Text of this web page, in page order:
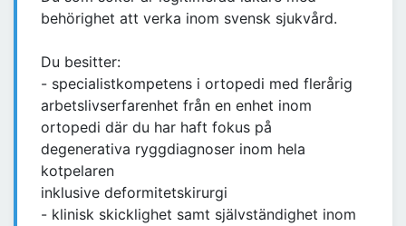
behörighet att verka inom svensk sjukvård.
Du besitter:
- specialistkompetens i ortopedi med flerårig
arbetslivserfarenhet från en enhet inom
ortopedi där du har haft fokus på
degenerativa ryggdiagnoser inom hela
kotpelaren
inklusive deformitetskirurgi
- klinisk skicklighet samt självständighet inom